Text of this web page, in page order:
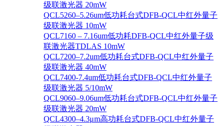
级联激光器 20mW
QCL5260–5.26um低功耗台式DFB-QCL中红外量子
级联激光器 10mW
QCL7160 – 7.16um低功耗DFB-QCL中红外量子级
联激光器TDLAS 10mW
QCL7200–7.2um低功耗台式DFB-QCL中红外量子
级联激光器 40mW
QCL7400-7.4um低功耗台式DFB-QCL中红外量子
级联激光器 5/10mW
QCL9060–9.06um低功耗台式DFB-QCL中红外量子
级联激光器 20mW
QCL4300–4.3μm高功耗台式DFB-QCL中红外量子